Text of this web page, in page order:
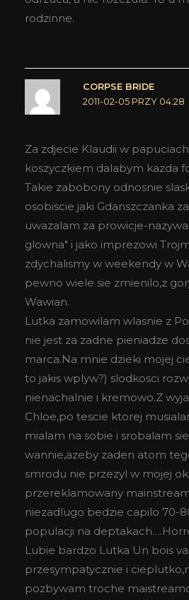
rodzinne.
CORPSE BRIDE
2011-02-05 PRZY 04:28
Za zdjecie Klaudii w
koszyczkiem dalabym kazda
Takie zabobony odnosnie
osobiscie jaki Gdanszczanka
uwazalam za prowicje-
glowna" i jako imprezowi
zdychalismy w weekendy w
pewno wiele sie zmienilo,z
Wawian.
Lutka zamowilam wlasnie z
nie jest za zadne pieniadze
marca.Na mnie dzieki mojej
to jakis wplyw?) slodkosci
nienachalnie i kremowo.Z
Chloe,po tescie ktorej
mialam na sobie i srobalam
wannie,azeby zaden atom
smrodu nie przezyl w mojej
przereklamowany
niezadlugo bedzie capilo 70-
populacji na
Lubie bardzo Lutka Un bois
przesympatycznie i
pozbywam troche